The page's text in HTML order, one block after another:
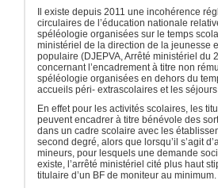
Il existe depuis 2011 une incohérence
circulaires de l’éducation nationale
spéléologie organisées sur le temps
ministériel de la direction de la jeunesse
populaire (DJEPVA, Arrêté ministériel du
concernant l’encadrement à titre non
spéléologie organisées en dehors du
accueils péri- extrascolaires et les
En effet pour les activités scolaires, les
peuvent encadrer à titre bénévole des
dans un cadre scolaire avec les
second degré, alors que lorsqu’il s’agit
mineurs, pour lesquels une demande
existe, l’arrêté ministériel cité plus haut
titulaire d’un BF de moniteur au minimum.